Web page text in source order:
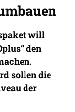
will
den
sollen die
der